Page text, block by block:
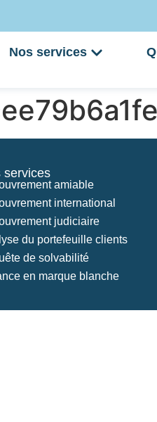
Nos services
services
amiable
international
judiciaire
du portefeuille clients
de solvabilité
en marque blanche